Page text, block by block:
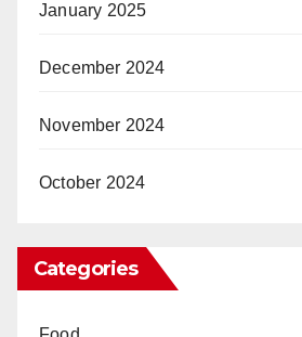
January 2025
December 2024
November 2024
October 2024
Categories